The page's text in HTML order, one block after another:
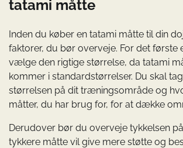
tatami måtte
Inden du køber en tatami måtte til din
faktorer, du bør overveje. For det første
vælge den rigtige størrelse, da tatami
kommer i standardstørrelser. Du skal
størrelsen på dit træningsområde og
måtter, du har brug for, for at dække
Derudover bør du overveje tykkelsen
tykkere måtte vil give mere støtte og